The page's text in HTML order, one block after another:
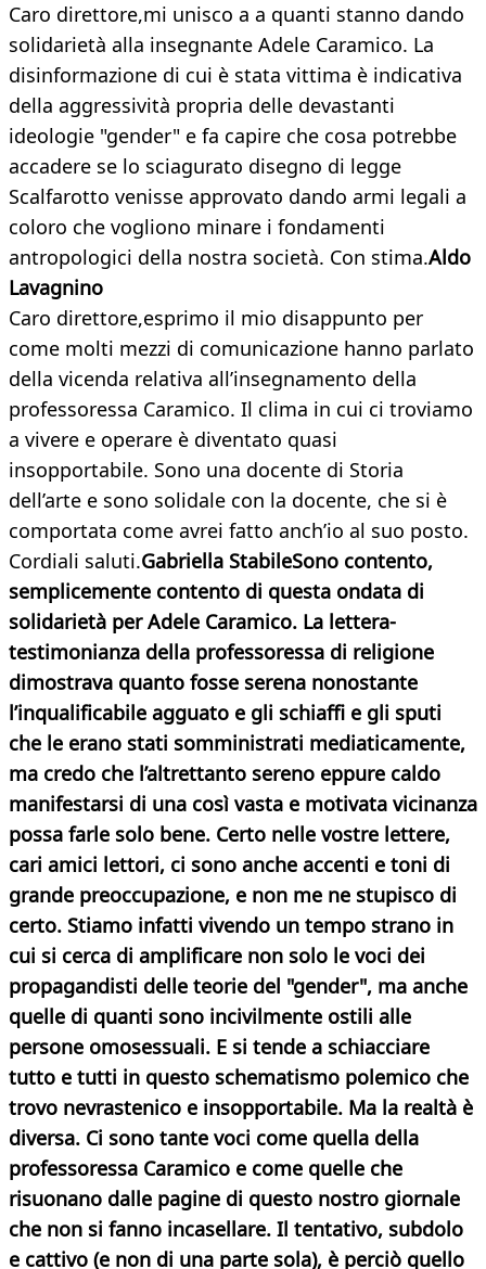
Caro direttore,mi unisco a a quanti stanno dando
solidarietà alla insegnante Adele Caramico. La
disinformazione di cui è stata vittima è indicativa
della aggressività propria delle devastanti
ideologie "gender" e fa capire che cosa potrebbe
accadere se lo sciagurato disegno di legge
Scalfarotto venisse approvato dando armi legali a
coloro che vogliono minare i fondamenti
antropologici della nostra società. Con stima.Aldo
Lavagnino
Caro direttore,esprimo il mio disappunto per
come molti mezzi di comunicazione hanno parlato
della vicenda relativa all’insegnamento della
professoressa Caramico. Il clima in cui ci troviamo
a vivere e operare è diventato quasi
insopportabile. Sono una docente di Storia
dell’arte e sono solidale con la docente, che si è
comportata come avrei fatto anch’io al suo posto.
Cordiali saluti.Gabriella StabileSono contento,
semplicemente contento di questa ondata di
solidarietà per Adele Caramico. La lettera-
testimonianza della professoressa di religione
dimostrava quanto fosse serena nonostante
l’inqualificabile agguato e gli schiaffi e gli sputi
che le erano stati somministrati mediaticamente,
ma credo che l’altrettanto sereno eppure caldo
manifestarsi di una così vasta e motivata vicinanza
possa farle solo bene. Certo nelle vostre lettere,
cari amici lettori, ci sono anche accenti e toni di
grande preoccupazione, e non me ne stupisco di
certo. Stiamo infatti vivendo un tempo strano in
cui si cerca di amplificare non solo le voci dei
propagandisti delle teorie del "gender", ma anche
quelle di quanti sono incivilmente ostili alle
persone omosessuali. E si tende a schiacciare
tutto e tutti in questo schematismo polemico che
trovo nevrastenico e insopportabile. Ma la realtà è
diversa. Ci sono tante voci come quella della
professoressa Caramico e come quelle che
risuonano dalle pagine di questo nostro giornale
che non si fanno incasellare. Il tentativo, subdolo
e cattivo (e non di una parte sola), è perciò quello